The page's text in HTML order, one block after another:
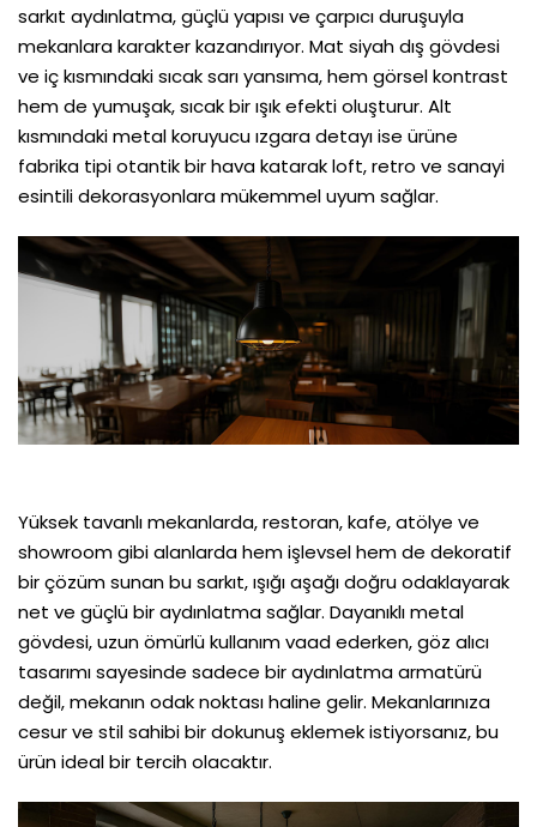
sarkıt aydınlatma, güçlü yapısı ve çarpıcı duruşuyla
mekanlara karakter kazandırıyor. Mat siyah dış gövdesi
ve iç kısmındaki sıcak sarı yansıma, hem görsel kontrast
hem de yumuşak, sıcak bir ışık efekti oluşturur. Alt
kısmındaki metal koruyucu ızgara detayı ise ürüne
fabrika tipi otantik bir hava katarak loft, retro ve sanayi
esintili dekorasyonlara mükemmel uyum sağlar.
Yüksek tavanlı mekanlarda, restoran, kafe, atölye ve
showroom gibi alanlarda hem işlevsel hem de dekoratif
bir çözüm sunan bu sarkıt, ışığı aşağı doğru odaklayarak
net ve güçlü bir aydınlatma sağlar. Dayanıklı metal
gövdesi, uzun ömürlü kullanım vaad ederken, göz alıcı
tasarımı sayesinde sadece bir aydınlatma armatürü
değil, mekanın odak noktası haline gelir. Mekanlarınıza
cesur ve stil sahibi bir dokunuş eklemek istiyorsanız, bu
ürün ideal bir tercih olacaktır.